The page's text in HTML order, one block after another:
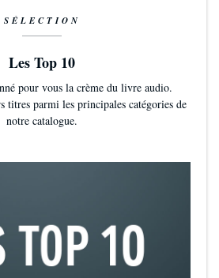
SÉLECTION
Les Top 10
pour vous la crème du livre audio.
titres parmi les principales catégories de
notre catalogue.